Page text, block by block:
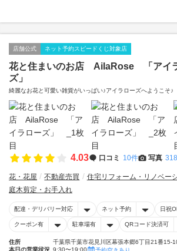
店舗公式 ネット予約スピードくじ対象店
花と住まいのお店 AilaRose 「アイ
ズ」
綺麗なお花と可愛い雑貨がいっぱい♪アイラローズへようこそ♪
4.03 口コミ 10件 写真
花・花屋 不動産売買
住宅リフォーム・リノベー
庭木剪定・お手入れ
配達・デリバリー対応 ネット予約 日祝
クーポン有 駐車場有 QRコード決済可
住所
千葉県千葉市花見川区幕張本郷6丁目21番15-
本日の営業状況 9:30〜19:00